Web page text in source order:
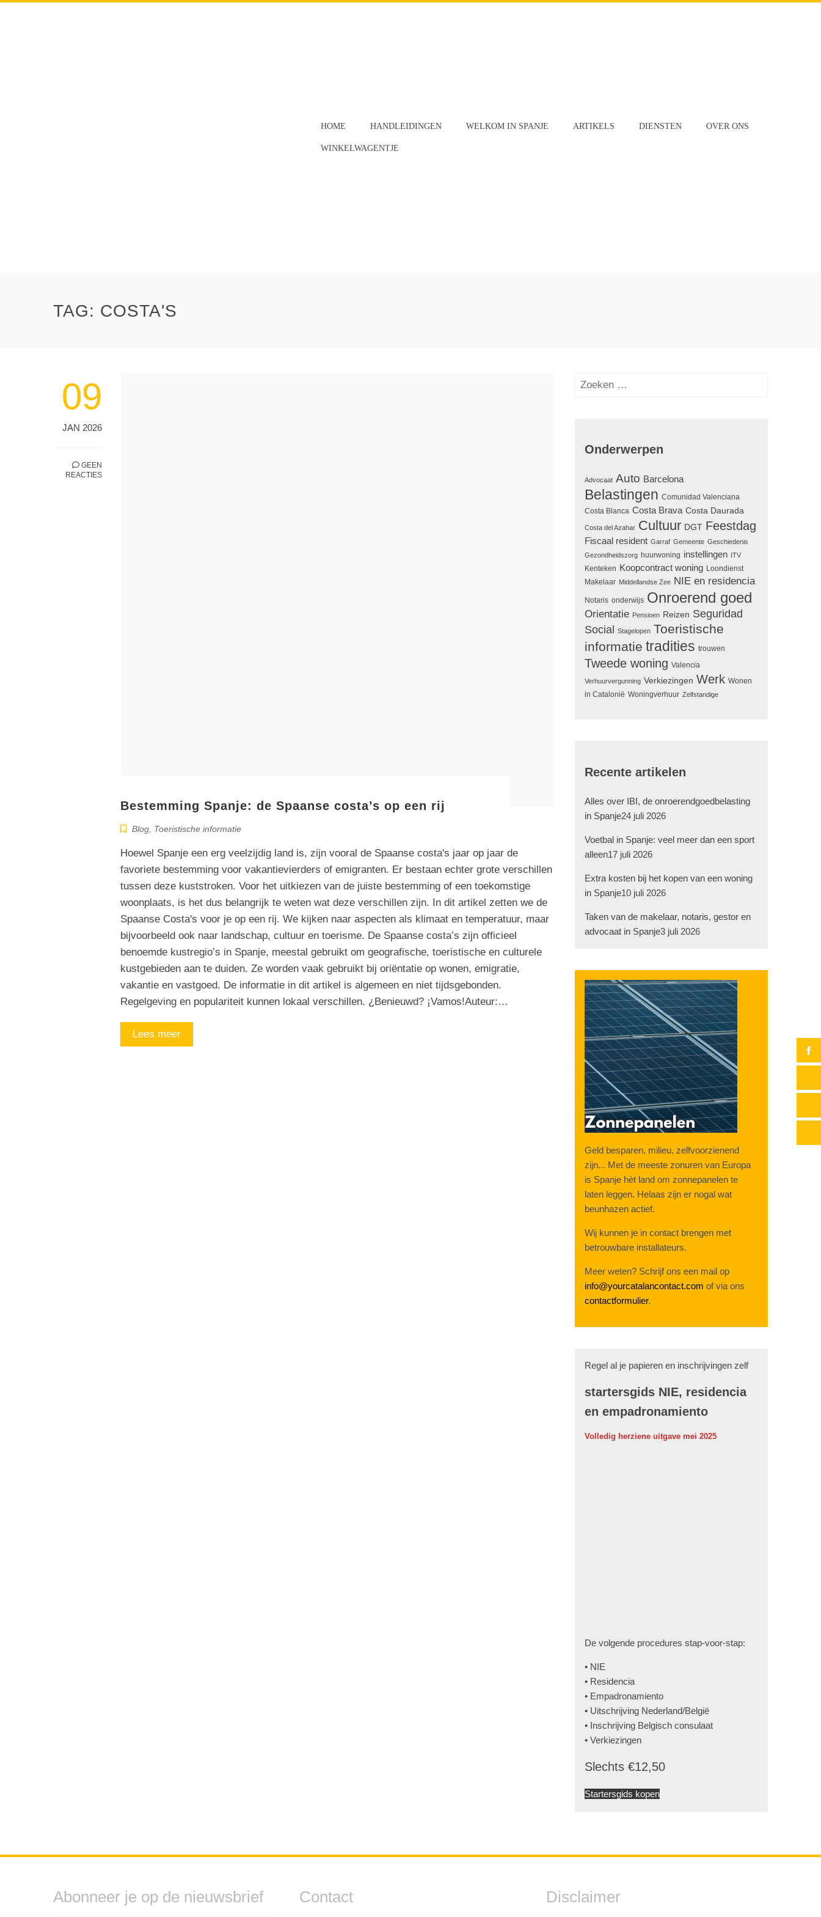
HOME HANDLEIDINGEN WELKOM IN SPANJE ARTIKELS DIENSTEN OVER ONS
WINKELWAGENTJE
TAG: COSTA'S
09
JAN 2026
GEEN
REACTIES
Bestemming Spanje: de Spaanse costa’s op een rij
Blog, Toeristische informatie
Hoewel Spanje een erg veelzijdig land is, zijn vooral de Spaanse costa's jaar op jaar de
favoriete bestemming voor vakantievierders of emigranten. Er bestaan echter grote verschillen
tussen deze kuststroken. Voor het uitkiezen van de juiste bestemming of een toekomstige
woonplaats, is het dus belangrijk te weten wat deze verschillen zijn. In dit artikel zetten we de
Spaanse Costa's voor je op een rij. We kijken naar aspecten als klimaat en temperatuur, maar
bijvoorbeeld ook naar landschap, cultuur en toerisme. De Spaanse costa’s zijn officieel
benoemde kustregio’s in Spanje, meestal gebruikt om geografische, toeristische en culturele
kustgebieden aan te duiden. Ze worden vaak gebruikt bij oriëntatie op wonen, emigratie,
vakantie en vastgoed. De informatie in dit artikel is algemeen en niet tijdsgebonden.
Regelgeving en populariteit kunnen lokaal verschillen. ¿Benieuwd? ¡Vamos!Auteur:…
Lees meer
Zoeken
Onderwerpen
Advocaat Auto Barcelona
Belastingen Comunidad Valenciana
Costa Blanca Costa Brava Costa Daurada
Costa del Azahar Cultuur DGT Feestdag
Fiscaal resident Garraf Gemeente Geschiedenis
Gezondheidszorg huurwoning instellingen ITV
Kenteken Koopcontract woning Loondienst
Makelaar Middellandse Zee NIE en residencia
Notaris onderwijs Onroerend goed
Orientatie Pensioen Reizen Seguridad
Social
Stagelopen Toeristische
informatie tradities trouwen
Tweede woning Valencia
Verhuurvergunning Verkiezingen Werk Wonen
in Catalonië Woningverhuur Zelfstandige
Recente artikelen
Alles over IBI, de onroerendgoedbelasting
in Spanje24 juli 2026
Voetbal in Spanje: veel meer dan een sport
alleen17 juli 2026
Extra kosten bij het kopen van een woning
in Spanje10 juli 2026
Taken van de makelaar, notaris, gestor en
advocaat in Spanje3 juli 2026
Geld besparen, milieu, zelfvoorzienend
zijn... Met de meeste zonuren van Europa
is Spanje hèt land om zonnepanelen te
laten leggen. Helaas zijn er nogal wat
beunhazen actief.
Wij kunnen je in contact brengen met
betrouwbare installateurs.
Meer weten? Schrijf ons een mail op
info@yourcatalancontact.com of via ons
contactformulier.
Regel al je papieren en inschrijvingen zelf
startersgids NIE, residencia
en empadronamiento
Volledig herziene uitgave mei 2025
De volgende procedures stap-voor-stap:
• NIE
• Residencia
• Empadronamiento
• Uitschrijving Nederland/België
• Inschrijving Belgisch consulaat
• Verkiezingen
Slechts €12,50
Startersgids kopen
Abonneer je op de nieuwsbrief Contact Disclaimer